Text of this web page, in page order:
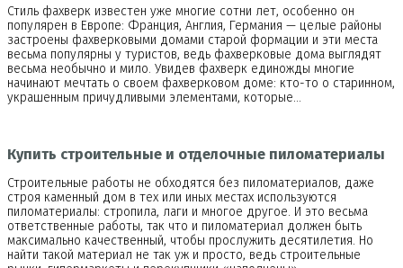
Стиль фахверк известен уже многие сотни лет, особенно он
популярен в Европе: Франция, Англия, Германия — целые районы
застроены фахверковыми домами старой формации и эти места
весьма популярны у туристов, ведь фахверковые дома выглядят
весьма необычно и мило. Увидев фахверк единожды многие
начинают мечтать о своем фахверковом доме: кто-то о старинном,
украшенным причудливыми элементами, которые…
Купить строительные и отделочные пиломатериалы
Строительные работы не обходятся без пиломатериалов, даже
строя каменный дом в тех или иных местах используются
пиломатериалы: стропила, лаги и многое другое. И это весьма
ответственные работы, так что и пиломатериал должен быть
максимально качественный, чтобы прослужить десятилетия. Но
найти такой материал не так уж и просто, ведь строительные